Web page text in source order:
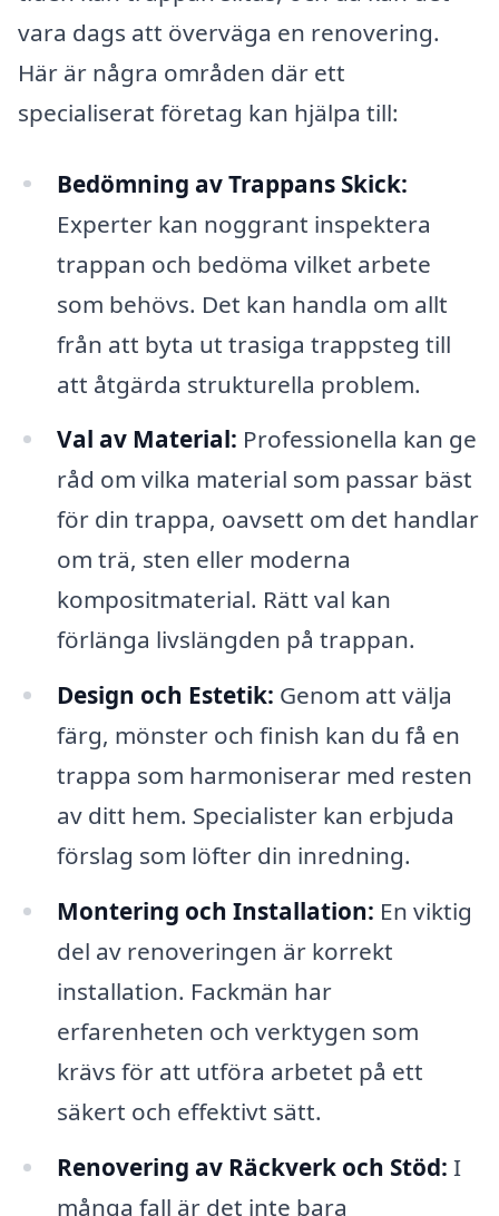
vara dags att överväga en renovering.
Här är några områden där ett
specialiserat företag kan hjälpa till:
Bedömning av Trappans Skick:
Experter kan noggrant inspektera
trappan och bedöma vilket arbete
som behövs. Det kan handla om allt
från att byta ut trasiga trappsteg till
att åtgärda strukturella problem.
Val av Material: Professionella kan ge
råd om vilka material som passar bäst
för din trappa, oavsett om det handlar
om trä, sten eller moderna
kompositmaterial. Rätt val kan
förlänga livslängden på trappan.
Design och Estetik: Genom att välja
färg, mönster och finish kan du få en
trappa som harmoniserar med resten
av ditt hem. Specialister kan erbjuda
förslag som löfter din inredning.
Montering och Installation: En viktig
del av renoveringen är korrekt
installation. Fackmän har
erfarenheten och verktygen som
krävs för att utföra arbetet på ett
säkert och effektivt sätt.
Renovering av Räckverk och Stöd: I
många fall är det inte bara